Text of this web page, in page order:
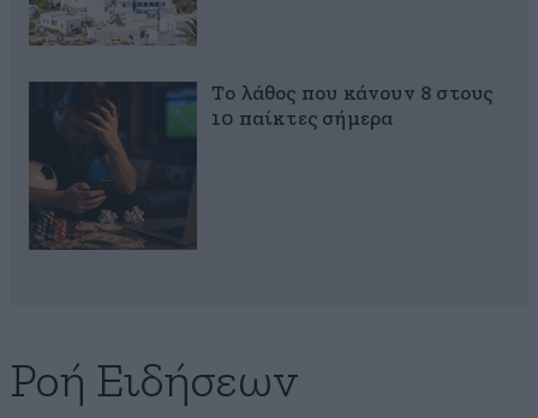
Το λάθος που κάνουν 8 στους
10 παίκτες σήμερα
Ροή Ειδήσεων